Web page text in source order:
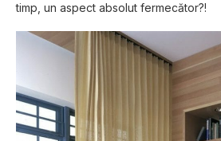
timp, un aspect absolut fermecător?!